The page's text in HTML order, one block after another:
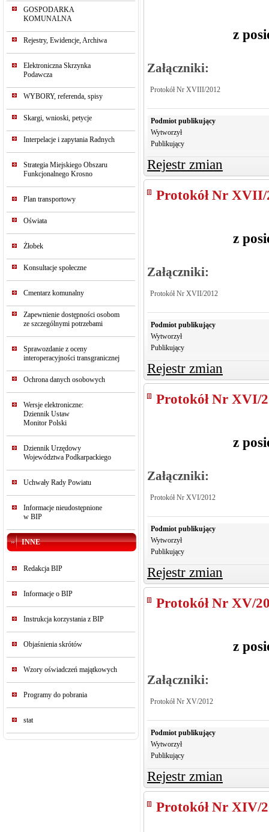
GOSPODARKA
KOMUNALNA
Rejestry, Ewidencje, Archiwa
Elektroniczna Skrzynka
Podawcza
WYBORY, referenda, spisy
Skargi, wnioski, petycje
Interpelacje i zapytania Radnych
Strategia Miejskiego Obszaru
Funkcjonalnego Krosno
Plan transportowy
Oświata
Żłobek
Konsultacje społeczne
Cmentarz komunalny
Zapewnienie dostępności osobom
ze szczególnymi potrzebami
Sprawozdanie z oceny
interoperacyjności transgranicznej
Ochrona danych osobowych
Wersje elektroniczne:
Dziennik Ustaw
Monitor Polski
Dziennik Urzędowy
Województwa Podkarpackiego
Uchwały Rady Powiatu
Informacje nieudostępnione
w BIP
INNE
Redakcja BIP
Informacje o BIP
Instrukcja korzystania z BIP
Objaśnienia skrótów
Wzory oświadczeń majątkowych
Programy do pobrania
stat
z
Załączniki:
Protokół Nr XVIII/2012
Podmiot publikujący
Wytworzył
Publikujący
Rejestr zmian
Protokół Nr XVII/
z
Załączniki:
Protokół Nr XVII/2012
Podmiot publikujący
Wytworzył
Publikujący
Rejestr zmian
Protokół Nr XVI/
z
Załączniki:
Protokół Nr XVI/2012
Podmiot publikujący
Wytworzył
Publikujący
Rejestr zmian
Protokół Nr XV/
z
Załączniki:
Protokół Nr XV/2012
Podmiot publikujący
Wytworzył
Publikujący
Rejestr zmian
Protokół Nr XIV/